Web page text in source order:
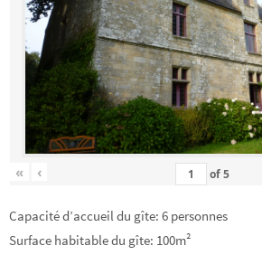
« ‹ of5
Capacité d’accueil du gîte: 6 personnes
Surface habitable du gîte: 100m²